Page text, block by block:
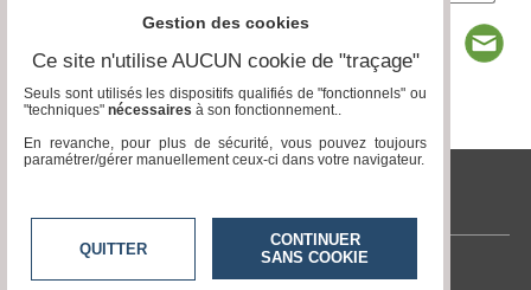
tvlocale.fr
Contactez-nous
Gestion des cookies
Ce site n'utilise AUCUN cookie de "traçage"
Seuls sont utilisés les dispositifs qualifiés de "fonctionnels" ou
"techniques" nécessaires à son fonctionnement..
En revanche, pour plus de sécurité, vous pouvez toujours
paramétrer/gérer manuellement ceux-ci dans votre navigateur.
QUITTER
CONTINUER
SANS COOKIE